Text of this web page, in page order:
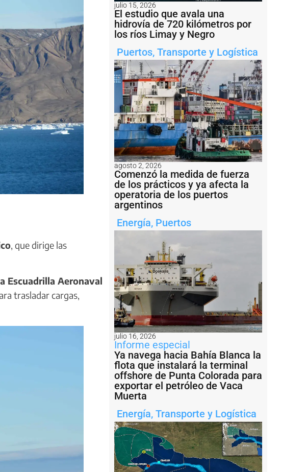
, que dirige las
Escuadrilla Aeronaval
trasladar cargas,
julio 15, 2026
El estudio que avala una
hidrovía de 720 kilómetros por
los ríos Limay y Negro
Puertos, Transporte y Logística
agosto 2, 2026
Comenzó la medida de fuerza
de los prácticos y ya afecta la
operatoria de los puertos
argentinos
Energía, Puertos
julio 16, 2026
Informe especial
Ya navega hacia Bahía Blanca la
flota que instalará la terminal
offshore de Punta Colorada para
exportar el petróleo de Vaca
Muerta
Energía, Transporte y Logística